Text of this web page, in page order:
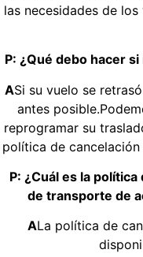
las necesidades de
P: ¿Qué debo hacer
ASi su vuelo se
antes
reprogramar su
política de
P: ¿Cuál es la
de transporte de
ALa política de